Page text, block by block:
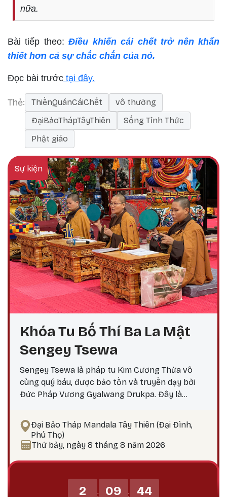
nữa.
Bài tiếp theo:Điều khiến cái chết trở nên khẩn
thiết hơn cả sự chắc chắn của nó.
Đọc bài trước tại đây.
Thẻ ThiềnQuánCáiChết
vô thường
ĐạiBảoThápTâyThiên
Sống Tỉnh Thức
Phật giáo
Sự kiện
Khóa Tu Bố Thí Ba La Mật
Sengey Tsewa
Sengey Tsewa là pháp tu Kim Cương Thừa vô
cùng quý báu, được bảo tồn và truyền dạy bởi
Đức Pháp Vương Gyalwang Drukpa. Đây là
phiền não bám chấp khổ đau Tích lũy công đức,
hướng tới giác ngộ Tại sao nên thực hành vào
ngày 25? Theo lịch Kim Cương Thừa, ngày 25 là
Phật Bản Tôn Mẫu Tính.
Đại Bảo Tháp Mandala Tây Thiên (Đại Đình,
Phú Thọ)
Thứ bảy, ngày 8 tháng 8 năm 2026
2 : 09 : 44